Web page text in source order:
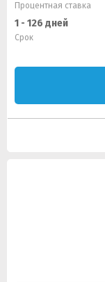
Процентная ставка
1 - 126 дней
Срок